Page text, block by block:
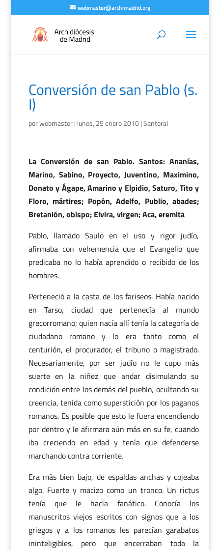
webmaster@archimadrid.org
Conversión de san Pablo (s.
I)
porwebmaster| lunes, 25 enero 2010|Santoral
La Conversión de san Pablo. Santos: Ananías,
Marino, Sabino, Proyecto, Juventino, Maximino,
Donato y Ágape, Amarino y Elpidio, Saturo, Tito y
Floro, mártires; Popón, Adelfo, Publio, abades;
Bretanión, obispo; Elvira, virgen; Aca, eremita
Pablo, llamado Saulo en el uso y rigor judío,
afirmaba con vehemencia que el Evangelio que
predicaba no lo había aprendido o recibido de los
hombres.
Perteneció a la casta de los fariseos. Había nacido
en Tarso, ciudad que pertenecía al mundo
grecorromano; quien nacía allí tenía la categoría de
ciudadano romano y lo era tanto como el
centurión, el procurador, el tribuno o magistrado.
Necesariamente, por ser judío no le cupo más
suerte en la niñez que andar disimulando su
condición entre los demás del pueblo, ocultando su
creencia, tenida como superstición por los paganos
romanos. Es posible que esto le fuera encendiendo
por dentro y le afirmara aún más en su fe, cuando
iba creciendo en edad y tenía que defenderse
marchando contra corriente.
Era más bien bajo, de espaldas anchas y cojeaba
algo. Fuerte y macizo como un tronco. Un rictus
tenía que le hacía fanático. Conocía los
manuscritos viejos escritos con signos que a los
griegos y a los romanos les parecían garabatos
ininteligibles, pero que encerraban toda la